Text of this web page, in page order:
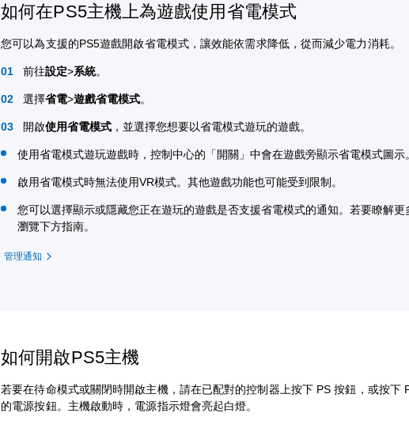
如何在PS5主機上為遊戲使用省電模式
您可以為支援的PS5遊戲開啟省電模式，讓效能依需求降低，從而減少電力消耗。
前往設定>系統。
選擇省電>遊戲省電模式。
開啟使用省電模式 ，並選擇您想要以省電模式遊玩的遊戲。
使用省電模式遊玩遊戲時，控制中心的「開關」中會在遊戲旁顯示省電模式圖
啟用省電模式時無法使用VR模式。其他遊戲功能也可能受到限制。
您可以選擇顯示或隱藏您正在遊玩的遊戲是否支援省電模式的通知。若要瞭解更
瀏覽下方指南。
管理通知
如何開啟PS5主機
若要在待命模式或關閉時開啟主機，請在已配對的控制器上按下 PS 按鈕，或按下
的電源按鈕。主機啟動時，電源指示燈會亮起白燈。